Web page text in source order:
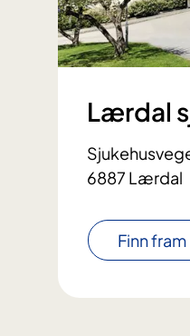
Lærdal
6887 Lærdal
Finn fram